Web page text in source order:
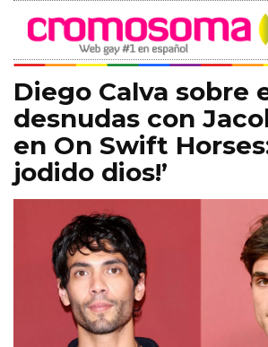
Diego Calva sobre
desnudas con
en On Swift Horses:
jodido dios!’